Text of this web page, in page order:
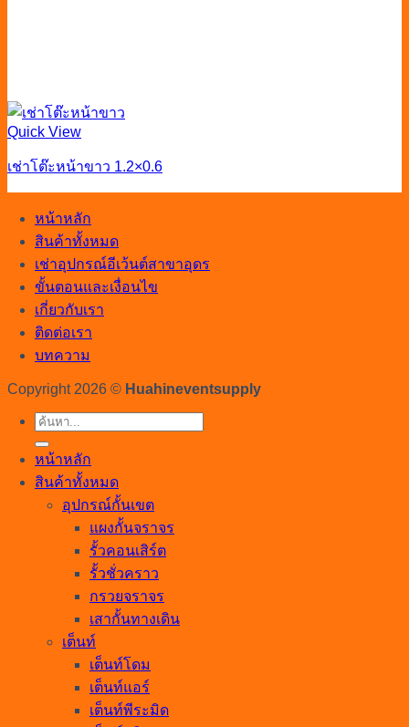
Quick View
เช่าโต๊ะหน้าขาว 1.2×0.6
หน้าหลัก
สินค้าทั้งหมด
เช่าอุปกรณ์อีเว้นต์สาขาอุดร
ขั้นตอนและเงื่อนไข
เกี่ยวกับเรา
ติดต่อเรา
บทความ
Copyright 2026 © Huahineventsupply
ค้นหา:
หน้าหลัก
สินค้าทั้งหมด
อุปกรณ์กั้นเขต
แผงกั้นจราจร
รั้วคอนเสิร์ต
รั้วชั่วคราว
กรวยจราจร
เสากั้นทางเดิน
เต็นท์
เต็นท์โดม
เต็นท์แอร์
เต็นท์พีระมิด